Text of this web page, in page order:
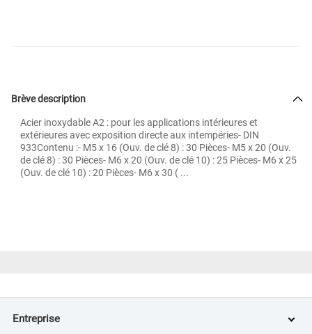
Brève description
Acier inoxydable A2 : pour les applications intérieures et
extérieures avec exposition directe aux intempéries- DIN
933Contenu :- M5 x 16 (Ouv. de clé 8) : 30 Pièces- M5 x 20 (Ouv.
de clé 8) : 30 Pièces- M6 x 20 (Ouv. de clé 10) : 25 Pièces- M6 x 25
(Ouv. de clé 10) : 20 Pièces- M6 x 30 ( ...
Entreprise